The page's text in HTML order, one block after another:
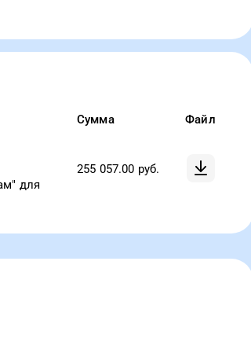
Сумма Файл
для
255 057.00 руб.